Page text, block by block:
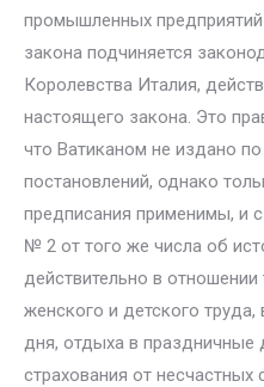
промышленных
закона подчиняется
Королевства Италия,
настоящего закона. Это
что Ватиканом не издано
постановлений, однако
предписания применимы, и
№ 2 от того же числа об
действительно в
женского и детского
дня, отдыха в праздничные
страхования от несчастных